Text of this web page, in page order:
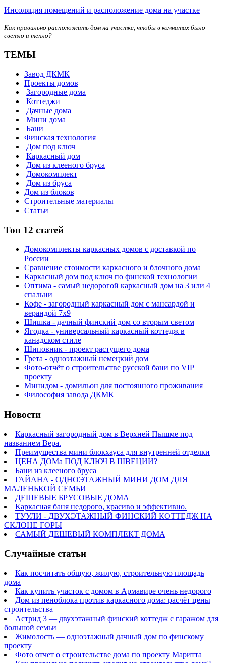
Инсоляция помещений и расположение дома на участке
Как правильно расположить дом на участке, чтобы в комнатах было
светло и тепло?
ТЕМЫ
Завод ДКМК
Проекты домов
Загородные дома
Коттеджи
Дачные дома
Мини дома
Бани
Финская технология
Дом под ключ
Каркасный дом
Дом из клееного бруса
Домокомплект
Дом из бруса
Дом из блоков
Строительные материалы
Статьи
Топ 12 статей
Домокомплекты каркасных домов с доставкой по
России
Сравнение стоимости каркасного и блочного дома
Каркасный дом под ключ по финской технологии
Оптима - самый недорогой каркасный дом на 3 или 4
спальни
Кофе - загородный каркасный дом с мансардой и
верандой 7х9
Шишка - дачный финский дом со вторым светом
Ягодка - универсальный каркасный коттедж в
канадском стиле
Шиповник - проект растущего дома
Грета - одноэтажный немецкий дом
Фото-отчёт о строительстве русской бани по VIP
проекту
Минидом - домильон для постоянного проживания
Философия завода ДКМК
Новости
Каркасный загородный дом в Верхней Пышме под
названием Вера.
Преимущества мини блокхауса для внутренней отделки
ЦЕНА ДОМа ПОД КЛЮЧ В ШВЕЦИИ?
Бани из клееного бруса
ГАЙАНА - ОДНОЭТАЖНЫЙ МИНИ ДОМ ДЛЯ
МАЛЕНЬКОЙ СЕМЬИ
ДЕШЕВЫЕ БРУСОВЫЕ ДОМА
Каркасная баня недорого, красиво и эффективно.
ТУУЛИ - ДВУХЭТАЖНЫЙ ФИНСКИЙ КОТТЕДЖ НА
СКЛОНЕ ГОРЫ
САМЫЙ ДЕШЕВЫЙ КОМПЛЕКТ ДОМА
Cлучайные статьи
Как посчитать общую, жилую, строительную площадь
дома
Как купить участок с домом в Армавире очень недорого
Дом из пеноблока против каркасного дома: расчёт цены
строительства
Астрид 3 — двухэтажный финский коттедж с гаражом для
большой семьи
Жимолость — одноэтажный дачный дом по финскому
проекту
Фото отчет о строительстве дома по проекту Маритта